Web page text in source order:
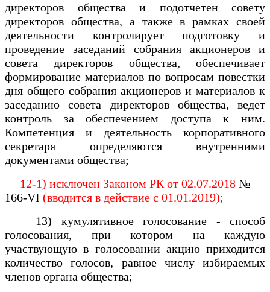
директоров общества и подотчетен совету
директоров общества, а также в рамках своей
деятельности контролирует подготовку и
проведение заседаний собрания акционеров и
совета директоров общества, обеспечивает
формирование материалов по вопросам повестки
дня общего собрания акционеров и материалов к
заседанию совета директоров общества, ведет
контроль за обеспечением доступа к ним.
Компетенция и деятельность корпоративного
секретаря определяются внутренними
документами общества;
12-1) исключен Законом РК от 02.07.2018 №
166-VI (вводится в действие с 01.01.2019);
13) кумулятивное голосование - способ
голосования, при котором на каждую
участвующую в голосовании акцию приходится
количество голосов, равное числу избираемых
членов органа общества;